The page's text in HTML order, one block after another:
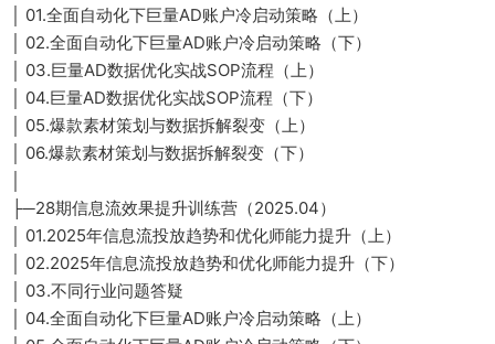
│ 01.全面自动化下巨量AD账户冷启动策略（上）
│ 02.全面自动化下巨量AD账户冷启动策略（下）
│ 03.巨量AD数据优化实战SOP流程（上）
│ 04.巨量AD数据优化实战SOP流程（下）
│ 05.爆款素材策划与数据拆解裂变（上）
│ 06.爆款素材策划与数据拆解裂变（下）
├─28期信息流效果提升训练营（2025.04）
│ 01.2025年信息流投放趋势和优化师能力提升（上）
│ 02.2025年信息流投放趋势和优化师能力提升（下）
│ 03.不同行业问题答疑
│ 04.全面自动化下巨量AD账户冷启动策略（上）